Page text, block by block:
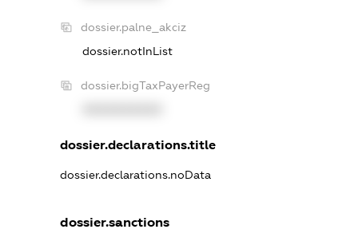
dossier.palne_akciz
dossier.notInList
dossier.bigTaxPayerReg
dossier.declarations.title
dossier.declarations.noData
dossier.sanctions